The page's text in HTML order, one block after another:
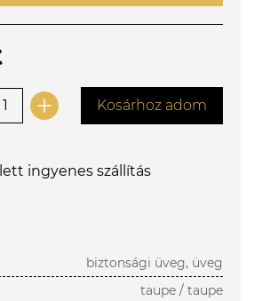
Kosárhoz adom
ingyenes szállítás
biztonsági üveg, üveg
taupe / taupe